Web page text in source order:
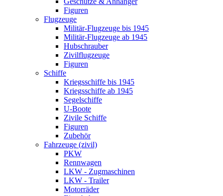
Figuren
Flugzeuge
Militär-Flugzeuge bis 1945
Militär-Flugzeuge ab 1945
Hubschrauber
Zivilflugzeuge
Figuren
Schiffe
Kriegsschiffe bis 1945
Kriegsschiffe ab 1945
Segelschiffe
U-Boote
Zivile Schiffe
Figuren
Zubehör
Fahrzeuge (zivil)
PKW
Rennwagen
LKW - Zugmaschinen
LKW - Trailer
Motorräder